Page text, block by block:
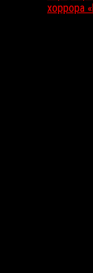
хоррора